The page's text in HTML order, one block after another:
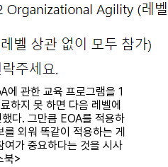
관한 교육 프로그램을 1
하지 못 하면 다음 레벨에
다. 그만큼 EOA를 적용하
외워 똑같이 적용하는 게
가 중요하다는 것을 시사
북>